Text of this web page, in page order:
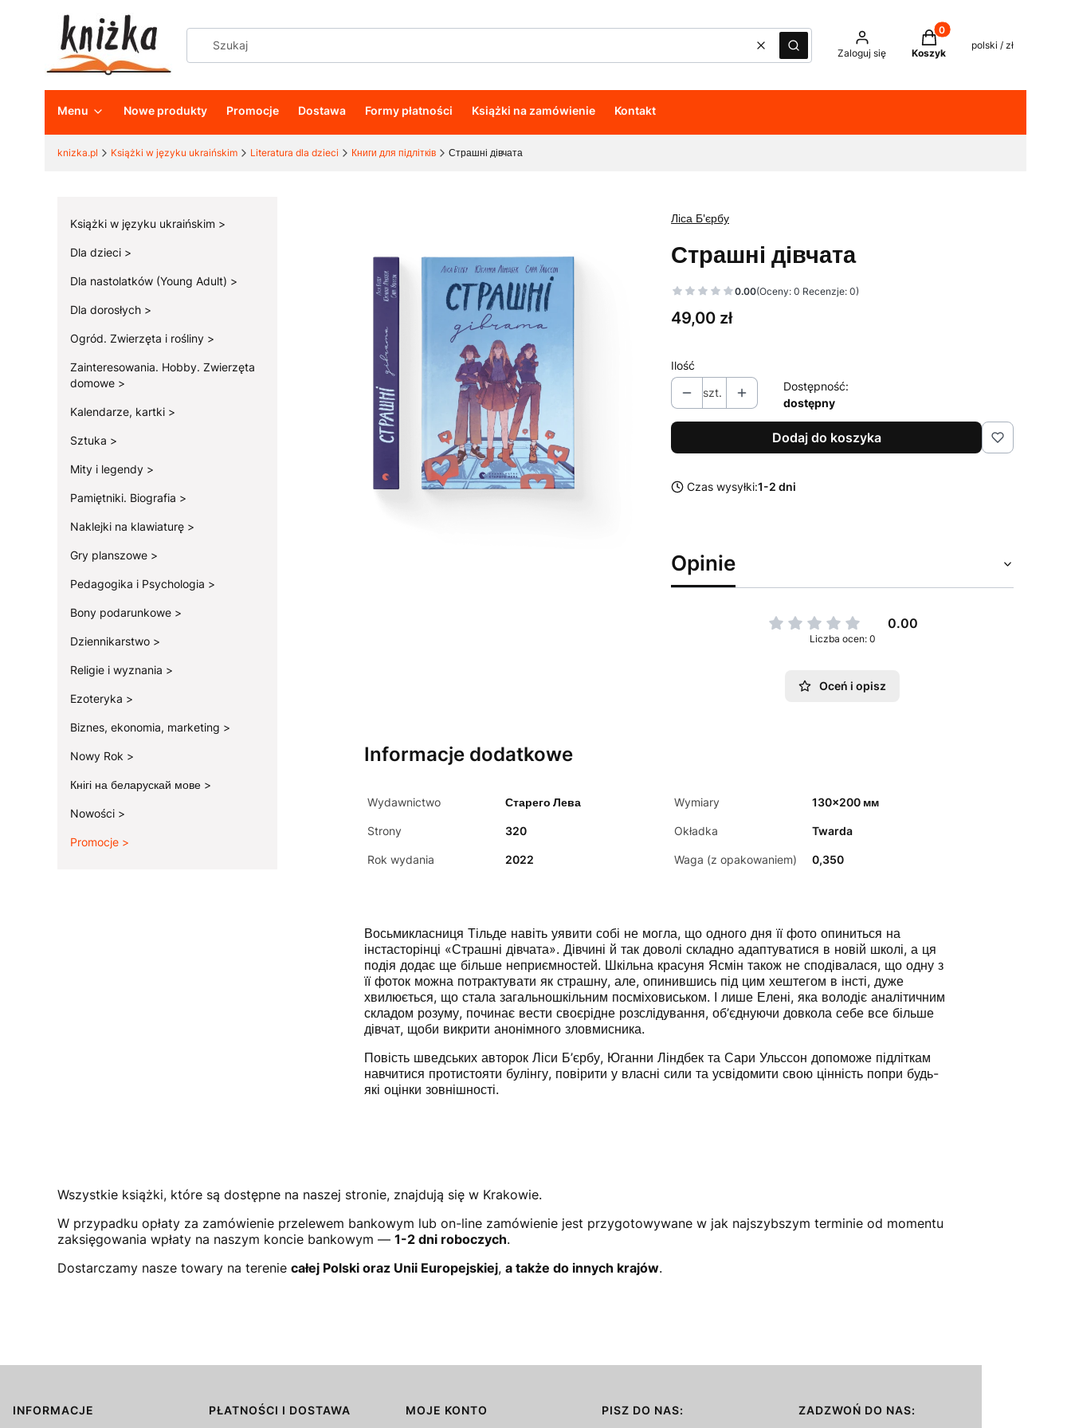
WyczyśćSzukaj Zaloguj się
Produkty w koszyku: 0.
Koszyk
polski / zł
Menu Nowe produkty Promocje Dostawa Formy płatności Książki na zamówienie Kontakt
knizka.pl Książki w języku ukraińskim Literatura dla dzieci Книги для підлітків Страшні дівчата
Książki w języku ukraińskim
Dla dzieci
Dla nastolatków (Young Adult)
Dla dorosłych
Ogród. Zwierzęta i rośliny
Zainteresowania. Hobby. Zwierzęta
domowe
Kalendarze, kartki
Sztuka
Mity i legendy
Pamiętniki. Biografia
Naklejki na klawiaturę
Gry planszowe
Pedagogika i Psychologia
Bony podarunkowe
Dziennikarstwo
Religie i wyznania
Ezoteryka
Biznes, ekonomia, marketing
Nowy Rok
Кнігі на беларускай мове
Nowości
Promocje
Ліса Б'єрбу
Страшні дівчата
0.00(Oceny: 0 Recenzje: 0)
Cena
49,00 zł
Ilość
szt.
Dostępność:
dostępny
Dodaj do koszyka
Czas wysyłki:1-2 dni
Opinie
0.00
Liczba ocen: 0
Oceń i opisz
Informacje dodatkowe
Wydawnictwo Старего Лева Wymiary 130x200 мм
Strony 320 Okładka Twarda
Rok wydania 2022 Waga (z opakowaniem) 0,350
Восьмикласниця Тільде навіть уявити собі не могла, що одного дня її фото опиниться на
інстасторінці «Страшні дівчата». Дівчині й так доволі складно адаптуватися в новій школі, а ця
подія додає ще більше неприємностей. Шкільна красуня Ясмін також не сподівалася, що одну з
її фоток можна потрактувати як страшну, але, опинившись під цим хештегом в інсті, дуже
хвилюється, що стала загальношкільним посміховиськом. І лише Елені, яка володіє аналітичним
складом розуму, починає вести своєрідне розслідування, об’єднуючи довкола себе все більше
дівчат, щоби викрити анонімного зловмисника.
Повість шведських авторок Ліси Б’єрбу, Юганни Ліндбек та Сари Ульссон допоможе підліткам
навчитися протистояти булінгу, повірити у власні сили та усвідомити свою цінність попри будь-
які оцінки зовнішності.
Wszystkie książki, które są dostępne na naszej stronie, znajdują się w Krakowie.
W przypadku opłaty za zamówienie przelewem bankowym lub on-line zamówienie jest przygotowywane w jak najszybszym terminie od momentu
zaksięgowania wpłaty na naszym koncie bankowym — 1-2 dni roboczych.
Dostarczamy nasze towary na terenie całej Polski oraz Unii Europejskiej, a także do innych krajów.
Linki w stopce
INFORMACJE PŁATNOŚCI I DOSTAWA MOJE KONTO PISZ DO NAS: ZADZWOŃ DO NAS: